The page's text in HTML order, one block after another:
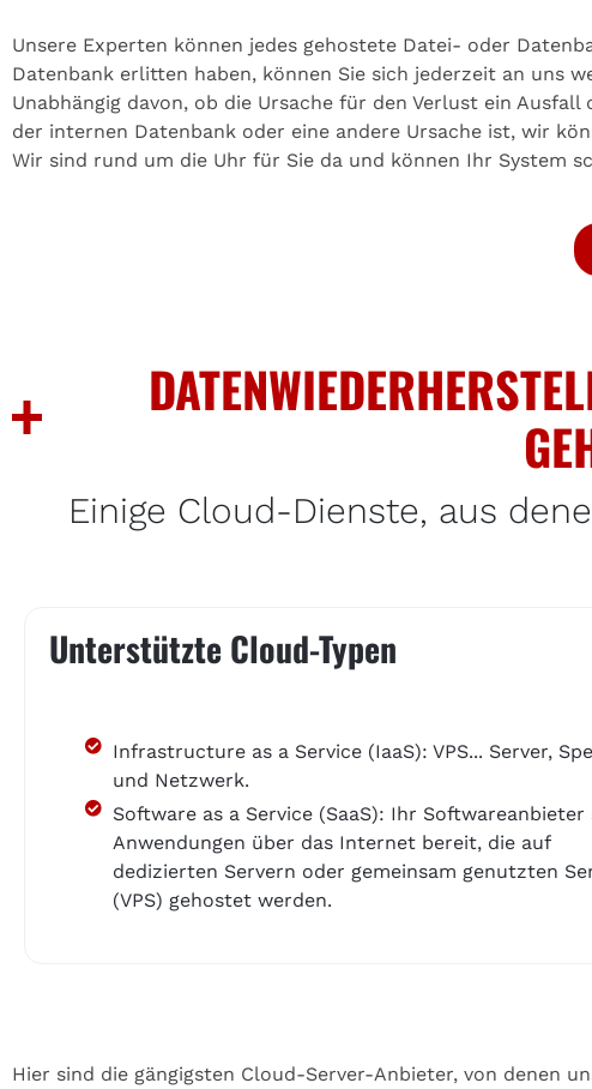
Unsere Experten können jedes gehostete Datei- oder
Datenbank erlitten haben, können Sie sich jederzeit an uns
Unabhängig davon, ob die Ursache für den Verlust ein
der internen Datenbank oder eine andere Ursache ist, wir
Wir sind rund um die Uhr für Sie da und können Ihr System
Einige Cloud-Dienste, aus
Unterstützte Cloud-Typen
Infrastructure as a Service (IaaS): VPS... Server,
und Netzwerk.
Software as a Service (SaaS): Ihr
Anwendungen über das Internet bereit, die auf
dedizierten Servern oder gemeinsam genutzten
(VPS) gehostet werden.
Hier sind die gängigsten Cloud-Server-Anbieter, von denen